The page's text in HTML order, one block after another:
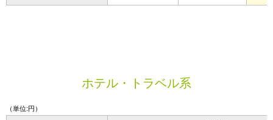
ホテル・トラベル系
（単位:円）